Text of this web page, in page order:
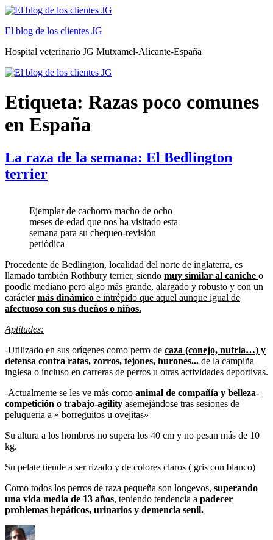
Ir
contenido
El blog de los clientes JG
Hospital veterinario JG Mutxamel-Alicante-España
Etiqueta: Razas poco comunes
en España
La raza de la semana: El Bedlington
terrier
Ejemplar de cachorro macho de ocho
meses de edad que nos ha visitado esta
semana para su chequeo-revisión
periódica
Procedente de Bedlington, localidad del norte de inglaterra, es
llamado también Rothbury terrier, siendo muy similar al caniche o
poodle mediano pero algo más grande, alargado y robusto y con un
caráctermás dinámico e intrépido que aquel aunque igual de
afectuoso con sus dueños o niños.
Aptitudes:
-Utilizado en sus orígenes como perro de caza (conejo, nutria…) y
defensa contra ratas, zorros, tejones, hurones... de la campiña
inglesa o incluso en carreras de perros u otras actividades deportivas.
-Actualmente se les ve más como animal de compañía y belleza-
competición o trabajo-agility asemejándose tras sesiones de
peluquería a » borreguitos u ovejitas»
Su altura a los hombros no supera los 40 cm y no pesan más de 10
kg.
Su pelate tiende a ser rizado y de colores claros ( gris con blanco)
Como todos los perros de raza pequeña son longevos, superando
una vida media de 13 años, teniendo tendencia a padecer
problemas hepáticos, urinarios y demencia senil.
Autor